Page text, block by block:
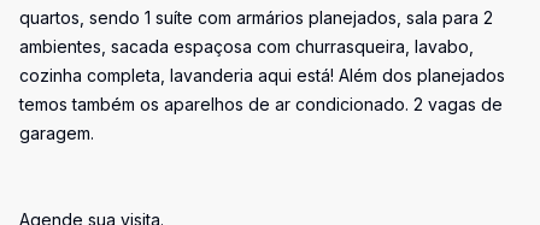
quartos, sendo 1 suíte com armários planejados, sala para 2
ambientes, sacada espaçosa com churrasqueira, lavabo,
cozinha completa, lavanderia aqui está! Além dos planejados
temos também os aparelhos de ar condicionado. 2 vagas de
garagem.
Agende sua visita.